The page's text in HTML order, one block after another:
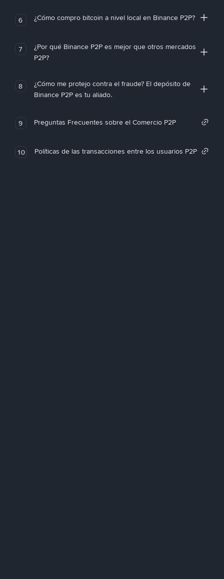
6 ¿Cómo compro bitcoin a nivel local en Binance P2P?
7
¿Por qué Binance P2P es mejor que otros mercados
P2P?
8
¿Cómo me protejo contra el fraude? El depósito de
Binance P2P es tu aliado.
9 Preguntas Frecuentes sobre el Comercio P2P
10 Políticas de las transacciones entre los usuarios P2P